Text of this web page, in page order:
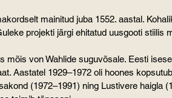
mainitud juba 1552. aastal.
projekti järgi ehitatud uusgooti stiilis
mõis von Wahlide suguvõsale. Eesti
Aastatel 1929–1972 oli hoones
(1972–1991) ning Lustivere haigla